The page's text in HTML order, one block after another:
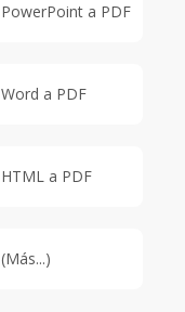
PowerPoint a PDF
Word a PDF
HTML a PDF
(Más...)